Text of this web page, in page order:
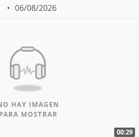
06/08/2026
00:29